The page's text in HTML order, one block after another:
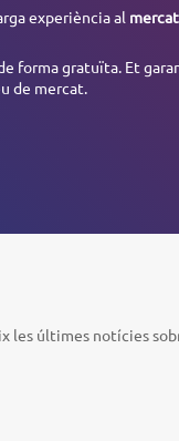
experiència al
forma gratuïta. Et
de mercat.
les últimes notícies